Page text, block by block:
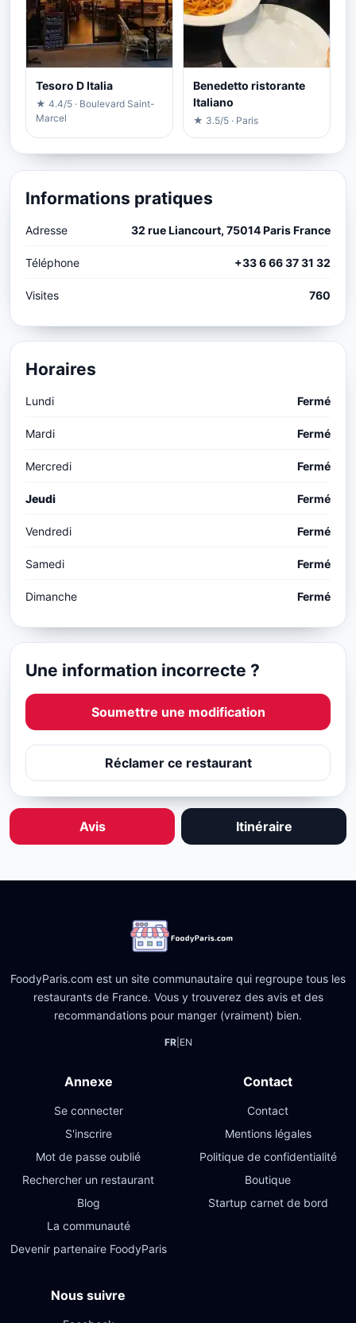
Tesoro D Italia
★ 4.4/5 · Boulevard Saint-
Marcel
Benedetto ristorante
Italiano
★ 3.5/5 · Paris
Informations pratiques
Adresse 32 rue Liancourt, 75014 Paris France
Téléphone +33 6 66 37 31 32
Visites 760
Horaires
Lundi Fermé
Mardi Fermé
Mercredi Fermé
Jeudi Fermé
Vendredi Fermé
Samedi Fermé
Dimanche Fermé
Une information incorrecte ?
Soumettre une modification
Réclamer ce restaurant
Avis Itinéraire
FoodyParis.com est un site communautaire qui regroupe tous les
restaurants de France. Vous y trouverez des avis et des
recommandations pour manger (vraiment) bien.
FR| EN
Annexe
Se connecter
S'inscrire
Mot de passe oublié
Rechercher un restaurant
Blog
La communauté
Devenir partenaire FoodyParis
Contact
Contact
Mentions légales
Politique de confidentialité
Boutique
Startup carnet de bord
Nous suivre